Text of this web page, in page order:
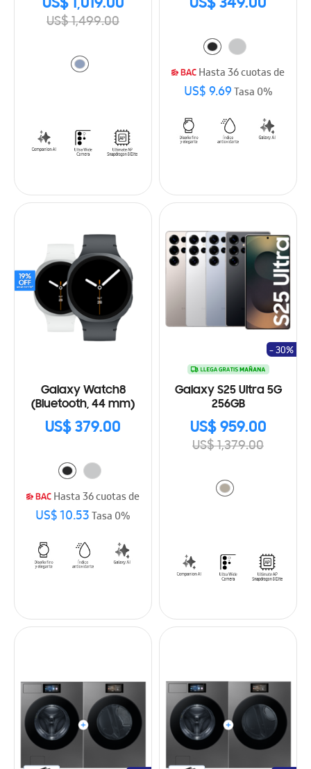
US$ 1,019.00
US$ 1,499.00
US$ 349.00
Hasta 36 cuotas de
US$ 9.69Tasa 0%
Galaxy Watch8
(Bluetooth, 44 mm)
US$ 379.00
Hasta 36 cuotas de
US$ 10.53Tasa 0%
Galaxy S25 Ultra 5G
256GB
US$ 959.00
US$ 1,379.00
- 30%